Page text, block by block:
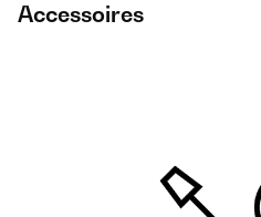
Accessoires